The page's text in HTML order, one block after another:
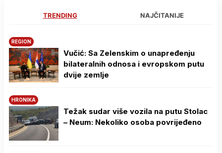
TRENDING NAJČITANIJE
REGION
Vučić: Sa Zelenskim o unapređenju
bilateralnih odnosa i evropskom putu
dvije zemlje
HRONIKA
Težak sudar više vozila na putu Stolac
– Neum: Nekoliko osoba povrijeđeno